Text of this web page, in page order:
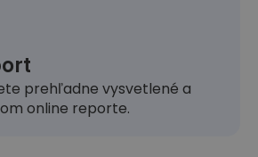
prehľadne vysvetlené a
online reporte.